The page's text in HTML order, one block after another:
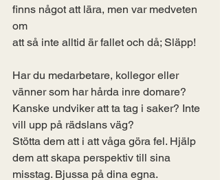
finns något att lära, men var medveten
om
att så inte alltid är fallet och då; Släpp!
Har du medarbetare, kollegor eller
vänner som har hårda inre domare?
Kanske undviker att ta tag i saker? Inte
vill upp på rädslans väg?
Stötta dem att i att våga göra fel. Hjälp
dem att skapa perspektiv till sina
misstag. Bjussa på dina egna.